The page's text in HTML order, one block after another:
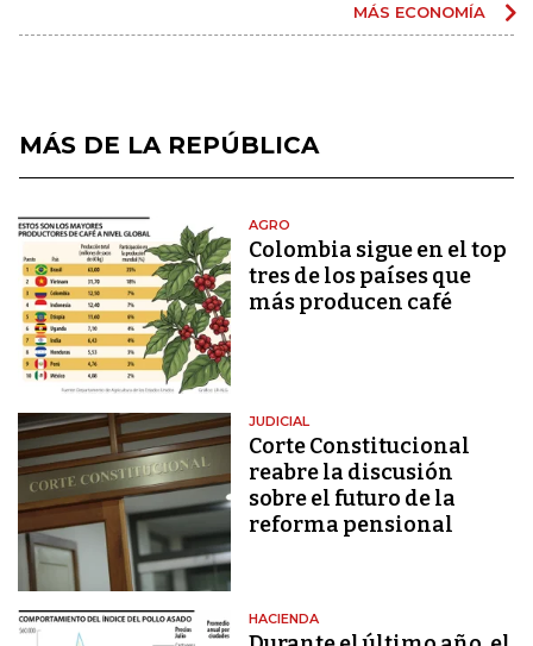
MÁS ECONOMÍA
MÁS DE LA REPÚBLICA
AGRO
Colombia sigue en el top
tres de los países que
más producen café
JUDICIAL
Corte Constitucional
reabre la discusión
sobre el futuro de la
reforma pensional
HACIENDA